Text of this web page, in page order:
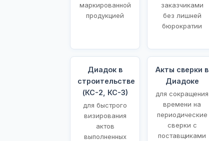
маркированной
продукцией
заказчиками
без лишней
бюрократии
Диадок в
строительстве
(КС-2, КС-3)
для быстрого
визирования
актов
выполненных
Акты сверки в
Диадоке
для сокращения
времени на
периодические
сверки с
поставщиками